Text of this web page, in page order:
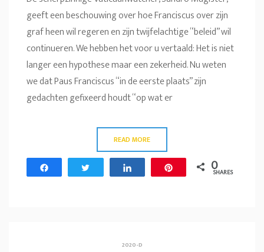
geeft een beschouwing over hoe Franciscus over zijn
graf heen wil regeren en zijn twijfelachtige “beleid” wil
continueren. We hebben het voor u vertaald: Het is niet
langer een hypothese maar een zekerheid. Nu weten
we dat Paus Franciscus “in de eerste plaats” zijn
gedachten gefixeerd houdt “op wat er
READ MORE
0
SHARES
2020-D